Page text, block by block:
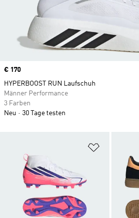
Price
€ 170
HYPERBOOST RUN Laufschuh
Männer Performance
3 Farben
Neu
30 Tage testen